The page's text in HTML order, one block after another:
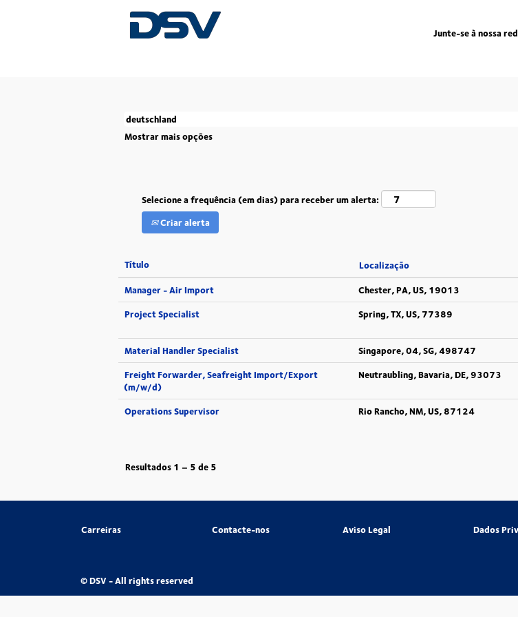
Junte-se à nossa
Página Principal Deutschland em DSV
Mostrar mais opções
Selecione a frequência (em dias) para receber um alerta:
Criar alerta
Título Localização
Manager - Air Import
Chester, PA, US, 19013
Project Specialist
Spring, TX, US, 77389
Material Handler Specialist Singapore, 04, SG, 498747
Freight Forwarder, Seafreight Import/Export
(m/w/d)
Neutraubling, Bavaria, DE, 93073
Operations Supervisor Rio Rancho, NM, US, 87124
Resultados 1 – 5 de 5
Carreiras Contacte-nos Aviso Legal Dados
© DSV - All rights reserved